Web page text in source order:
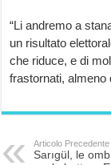
“Li andremo a
un risultato
che riduce, e di
frastornati, almeno
Articolo Precedente
Sarıgül, le